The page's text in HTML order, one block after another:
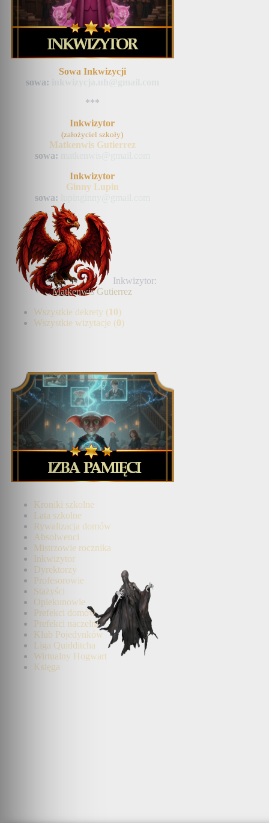
Sowa Inkwizycji
sowa:
***
Inkwizytor
(założyciel szkoły)
Matkenwis Gutierrez
sowa:
Inkwizytor
Ginny Lupin
sowa:
Inkwizytor:
Matkenwis Gutierrez
Wszystkie dekrety (10)
Wszystkie wizytacje (0)
Kroniki szkolne
Lata szkolne
Rywalizacja domów
Absolwenci
Mistrzowie rocznika
Inkwizytor
Dyrektorzy
Profesorowie
Stażyści
Opiekunowie
Prefekci domów
Prefekci naczelni
Klub Pojedynków
Liga Quidditcha
Wirtualny Hogwart
Księga